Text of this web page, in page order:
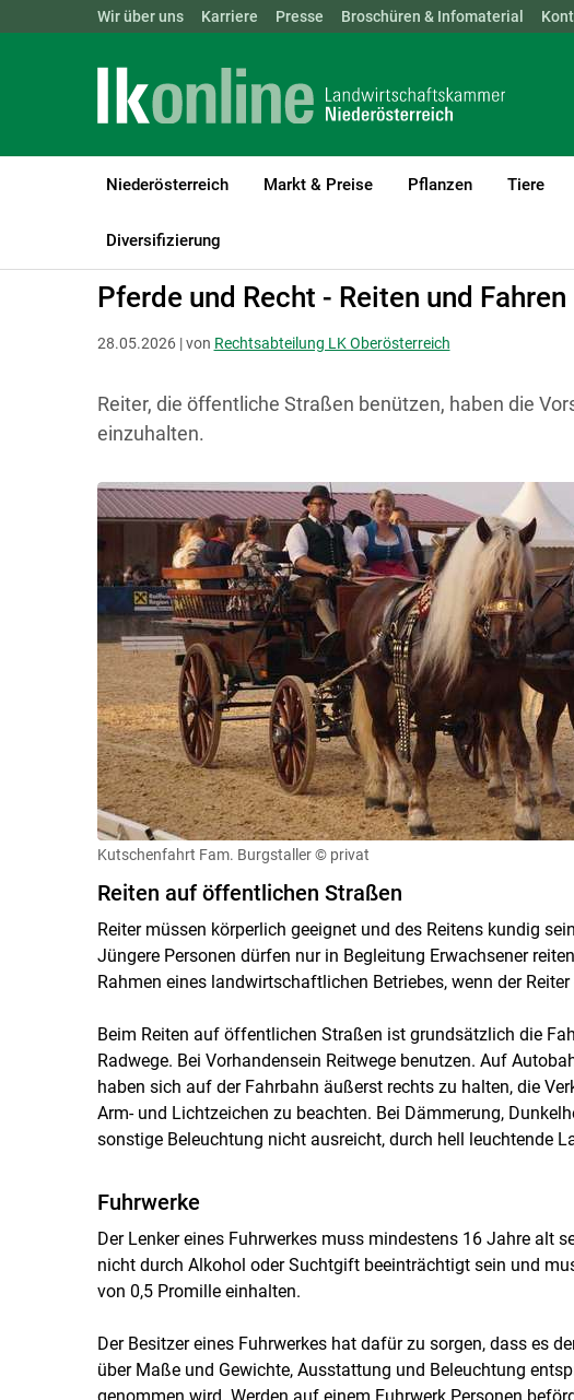
Landwirtschaftskammern: ÖSTERREICH BGLD KTN NÖ OÖ
Wir über uns Karriere Presse Broschüren & Infomaterial
Niederösterreich Markt & Preise Pflanzen Tiere
Diversifizierung
LK Niederösterreich
Pferde und Recht - Reiten und Fahren
28.05.2026 | von Rechtsabteilung LK Oberösterreich
Reiter, die öffentliche Straßen benützen, haben die
einzuhalten.
Kutschenfahrt Fam. Burgstaller © privat
Reiten auf öffentlichen Straßen
Reiter müssen körperlich geeignet und des Reitens kundig
Jüngere Personen dürfen nur in Begleitung Erwachsener
Rahmen eines landwirtschaftlichen Betriebes, wenn der
Beim Reiten auf öffentlichen Straßen ist grundsätzlich die
Radwege. Bei Vorhandensein Reitwege benutzen. Auf
haben sich auf der Fahrbahn äußerst rechts zu halten, die
Arm- und Lichtzeichen zu beachten. Bei Dämmerung,
sonstige Beleuchtung nicht ausreicht, durch hell leuchtende
Fuhrwerke
Der Lenker eines Fuhrwerkes muss mindestens 16 Jahre alt
nicht durch Alkohol oder Suchtgift beeinträchtigt sein und
von 0,5 Promille einhalten.
Der Besitzer eines Fuhrwerkes hat dafür zu sorgen, dass es
über Maße und Gewichte, Ausstattung und Beleuchtung
genommen wird. Werden auf einem Fuhrwerk Personen